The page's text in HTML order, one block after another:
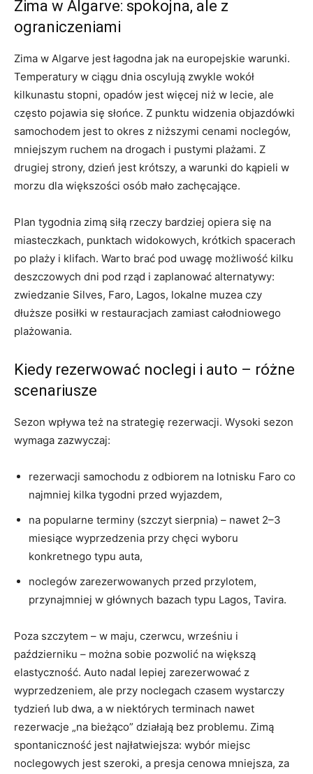
Zima w Algarve: spokojna, ale z
ograniczeniami
Zima w Algarve jest łagodna jak na europejskie warunki.
Temperatury w ciągu dnia oscylują zwykle wokół
kilkunastu stopni, opadów jest więcej niż w lecie, ale
często pojawia się słońce. Z punktu widzenia objazdówki
samochodem jest to okres z niższymi cenami noclegów,
mniejszym ruchem na drogach i pustymi plażami. Z
drugiej strony, dzień jest krótszy, a warunki do kąpieli w
morzu dla większości osób mało zachęcające.
Plan tygodnia zimą siłą rzeczy bardziej opiera się na
miasteczkach, punktach widokowych, krótkich spacerach
po plaży i klifach. Warto brać pod uwagę możliwość kilku
deszczowych dni pod rząd i zaplanować alternatywy:
zwiedzanie Silves, Faro, Lagos, lokalne muzea czy
dłuższe posiłki w restauracjach zamiast całodniowego
plażowania.
Kiedy rezerwować noclegi i auto – różne
scenariusze
Sezon wpływa też na strategię rezerwacji. Wysoki sezon
wymaga zazwyczaj:
rezerwacji samochodu z odbiorem na lotnisku Faro co
najmniej kilka tygodni przed wyjazdem,
na popularne terminy (szczyt sierpnia) – nawet 2–3
miesiące wyprzedzenia przy chęci wyboru
konkretnego typu auta,
noclegów zarezerwowanych przed przylotem,
przynajmniej w głównych bazach typu Lagos, Tavira.
Poza szczytem – w maju, czerwcu, wrześniu i
październiku – można sobie pozwolić na większą
elastyczność. Auto nadal lepiej zarezerwować z
wyprzedzeniem, ale przy noclegach czasem wystarczy
tydzień lub dwa, a w niektórych terminach nawet
rezerwacje „na bieżąco” działają bez problemu. Zimą
spontaniczność jest najłatwiejsza: wybór miejsc
noclegowych jest szeroki, a presja cenowa mniejsza, za